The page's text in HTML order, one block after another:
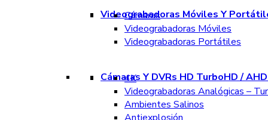
Videograbadoras Móviles Y
Cámaras
Videograbadoras Móviles
Videograbadoras Portátiles
Cámaras Y DVRs HD TurboHD /
4K
Videograbadoras Analógicas –
Ambientes Salinos